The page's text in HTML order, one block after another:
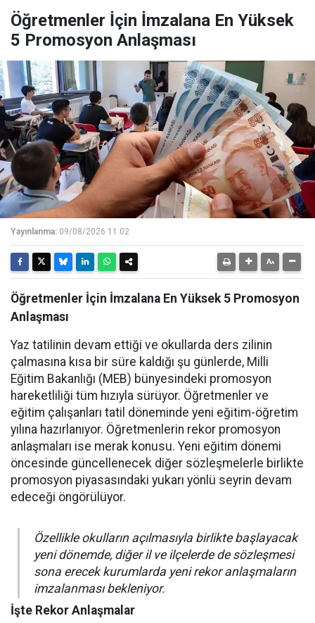
Öğretmenler İçin İmzalana En Yüksek
5 Promosyon Anlaşması
Yayınlanma: 09/08/2026 11:02
Öğretmenler İçin İmzalana En Yüksek 5 Promosyon
Anlaşması
Yaz tatilinin devam ettiği ve okullarda ders zilinin
çalmasına kısa bir süre kaldığı şu günlerde, Milli
Eğitim Bakanlığı (MEB) bünyesindeki promosyon
hareketliliği tüm hızıyla sürüyor. Öğretmenler ve
eğitim çalışanları tatil döneminde yeni eğitim-öğretim
yılına hazırlanıyor. Öğretmenlerin rekor promosyon
anlaşmaları ise merak konusu. Yeni eğitim dönemi
öncesinde güncellenecek diğer sözleşmelerle birlikte
promosyon piyasasındaki yukarı yönlü seyrin devam
edeceği öngörülüyor.
Özellikle okulların açılmasıyla birlikte başlayacak
yeni dönemde, diğer il ve ilçelerde de sözleşmesi
sona erecek kurumlarda yeni rekor anlaşmaların
imzalanması bekleniyor.
İşte Rekor Anlaşmalar